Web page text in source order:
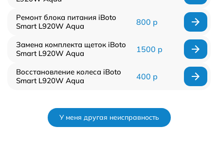
Ремонт блока питания iBoto
Smart L920W Aqua
800 р
Замена комплекта щеток iBoto
Smart L920W Aqua
1500 р
Восстановление колеса iBoto
Smart L920W Aqua
400 р
У меня другая неисправность